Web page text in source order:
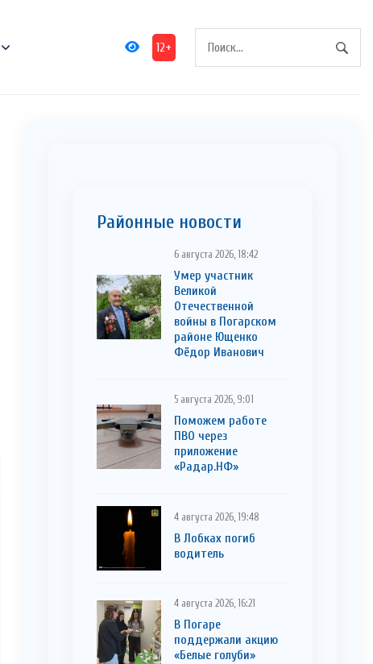
12+
Районные новости
6 августа 2026, 18:42
Умер участник
Великой
Отечественной
войны в Погарском
районе Ющенко
Фёдор Иванович
5 августа 2026, 9:01
Поможем работе
ПВО через
приложение
«Радар.НФ»
4 августа 2026, 19:48
В Лобках погиб
водитель
4 августа 2026, 16:21
В Погаре
поддержали акцию
«Белые голуби»